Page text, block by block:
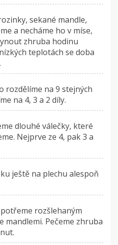
sekané mandle,
a necháme ho v míse,
zhruba hodinu
teplotách se doba
rozdělíme na 9 stejných
na 4, 3 a 2 díly.
dlouhé válečky, které
Nejprve ze 4, pak 3 a
ještě na plechu alespoň
rozšlehaným
mandlemi. Pečeme zhruba